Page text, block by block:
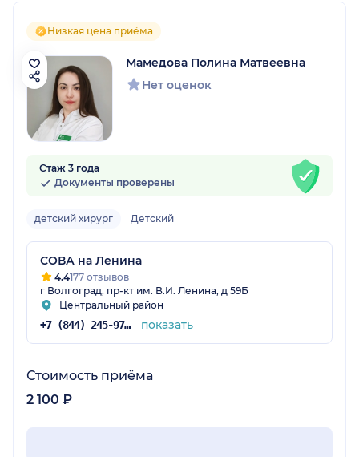
Низкая цена приёма
Мамедова Полина Матвеевна
Нет оценок
Стаж 3 года
Документы проверены
детский хирург Детский
СОВА на Ленина
4.4177 отзывов
г Волгоград, пр-кт им. В.И. Ленина, д 59Б
Центральный район
+7 (844) 245-97-65 показать
Стоимость приёма
2 100 ₽